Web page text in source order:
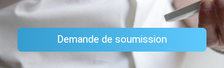
Demande de soumission